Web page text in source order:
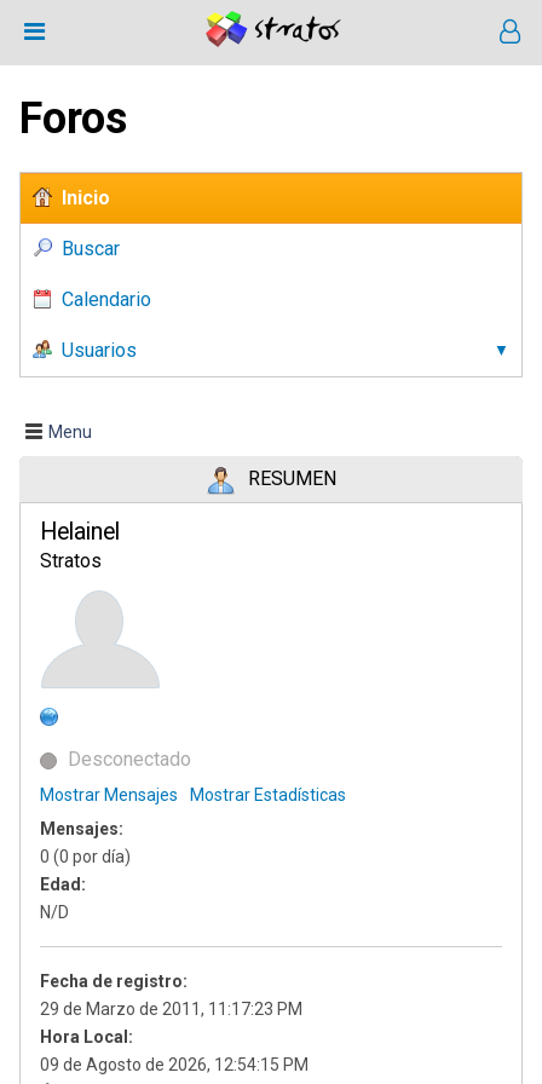
Foros
Inicio
Buscar
Calendario
Usuarios
Menu
RESUMEN
Helainel
Stratos
Desconectado
Mostrar Mensajes
Mostrar Estadísticas
Mensajes:
0 (0 por día)
Edad:
N/D
Fecha de registro:
29 de Marzo de 2011, 11:17:23 PM
Hora Local:
09 de Agosto de 2026, 12:54:15 PM